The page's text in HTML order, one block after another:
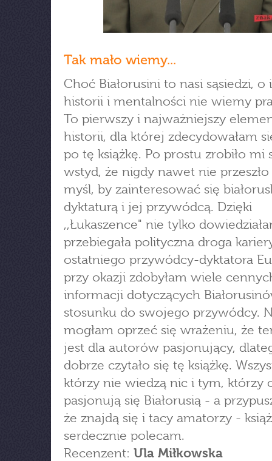
Tak mało wiemy...
Choć Białorusini to nasi sąsiedzi, o
historii i mentalności nie wiemy
To pierwszy i najważniejszy
historii, dla której zdecydowałam
po tę książkę. Po prostu zrobiło mi
wstyd, że nigdy nawet nie
myśl, by zainteresować się
dyktaturą i jej przywódcą. Dzięki
,,Łukaszence" nie tylko
przebiegała polityczna droga
ostatniego przywódcy-dyktatora
przy okazji zdobyłam wiele
informacji dotyczących
stosunku do swojego przywódcy.
mogłam oprzeć się wrażeniu, że
jest dla autorów pasjonujący,
dobrze czytało się tę książkę.
którzy nie wiedzą nic i tym, którzy
pasjonują się Białorusią - a
że znajdą się i tacy amatorzy -
serdecznie polecam.
Recenzent: Ula Miłkowska